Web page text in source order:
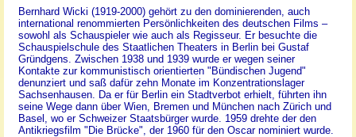
Bernhard Wicki (1919-2000) gehört zu den dominierenden, auch
international renommierten Persönlichkeiten des deutschen Films –
sowohl als Schauspieler wie auch als Regisseur. Er besuchte die
Schauspielschule des Staatlichen Theaters in Berlin bei Gustaf
Gründgens. Zwischen 1938 und 1939 wurde er wegen seiner
Kontakte zur kommunistisch orientierten "Bündischen Jugend"
denunziert und saß dafür zehn Monate im Konzentrationslager
Sachsenhausen. Da er für Berlin ein Stadtverbot erhielt, führten ihn
seine Wege dann über Wien, Bremen und München nach Zürich und
Basel, wo er Schweizer Staatsbürger wurde. 1959 drehte der den
Antikriegsfilm "Die Brücke", der 1960 für den Oscar nominiert wurde.